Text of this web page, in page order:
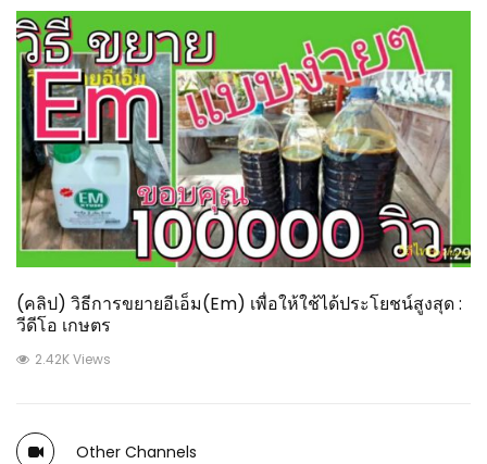
(คลิป) วิธีการขยายอีเอ็ม(Em) เพื่อให้ใช้ได้ประโยชน์สูงสุด :
วีดีโอ เกษตร
2.42K Views
Other Channels